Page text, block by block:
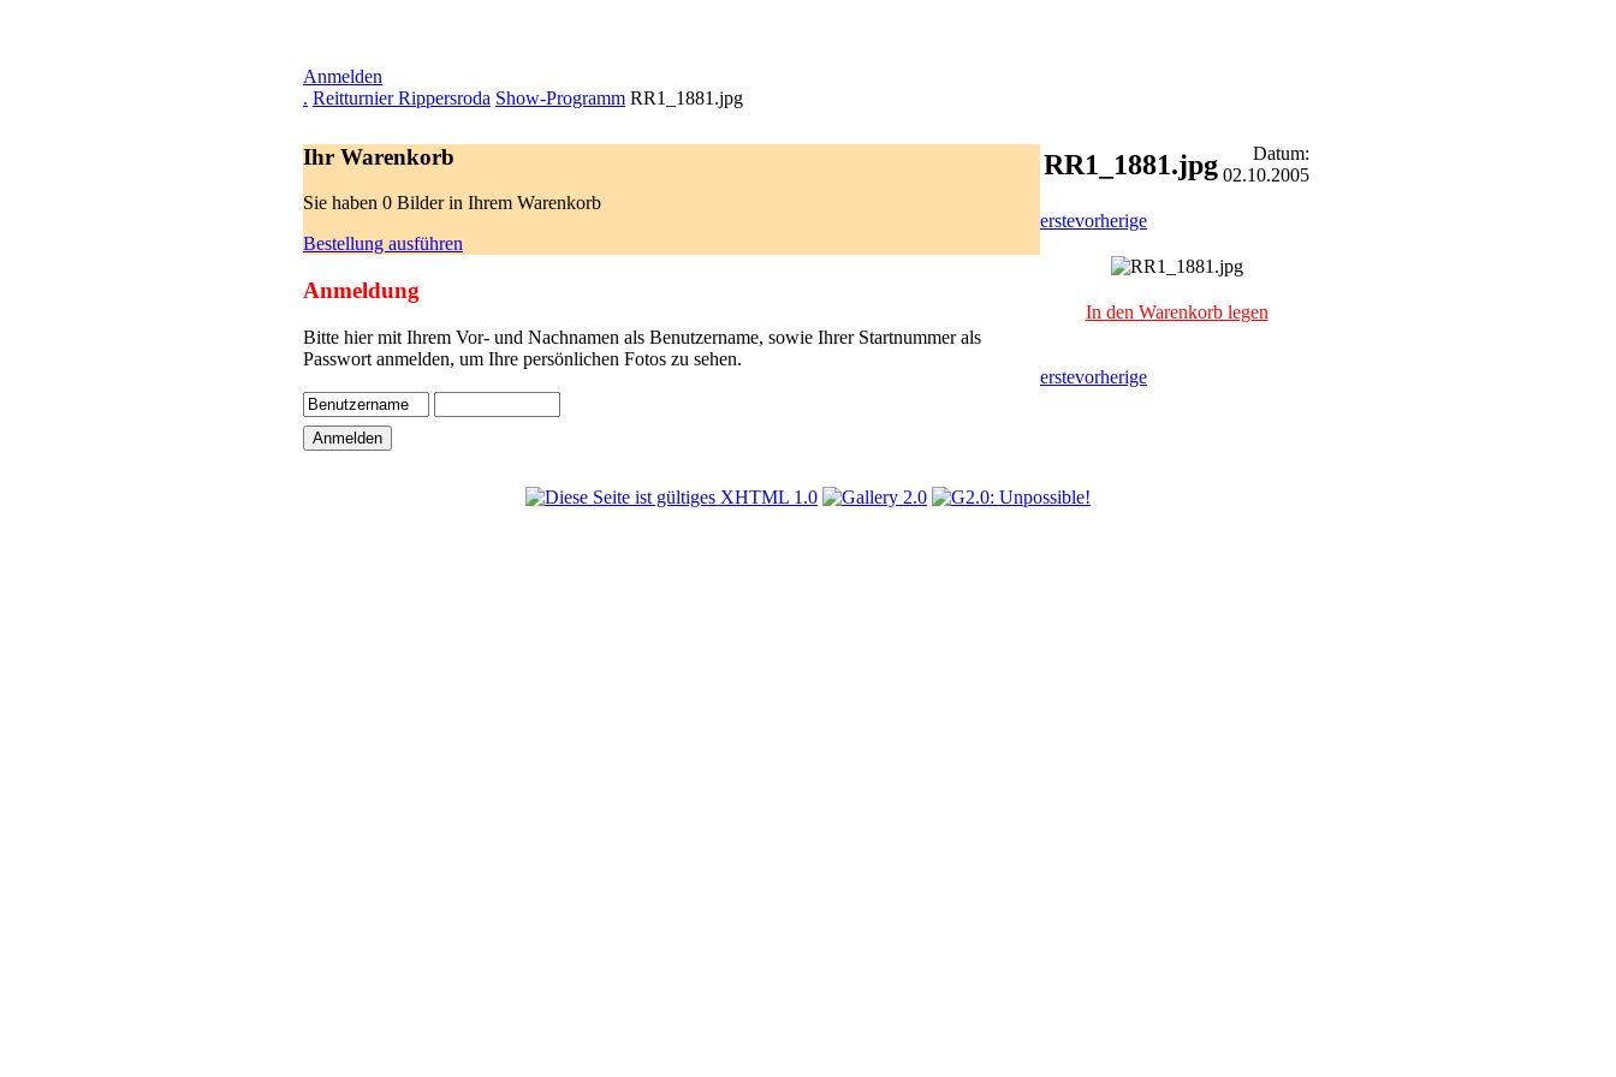
Anmelden
. Reitturnier Rippersroda Show-Programm RR1_1881.jpg
Ihr Warenkorb
Sie haben 0 Bilder in Ihrem Warenkorb
Bestellung ausführen
Anmeldung
Bitte hier mit Ihrem Vor- und Nachnamen als Benutzername, sowie Ihrer Startnummer als
Passwort anmelden, um Ihre persönlichen Fotos zu sehen.
RR1_1881.jpg
Datum:
02.10.2005
erstevorherige
In den Warenkorb legen
erstevorherige